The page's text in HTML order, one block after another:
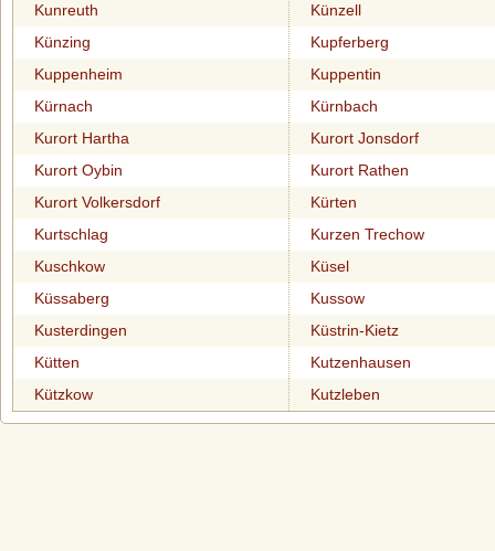
Kunreuth
Künzell
Künzing
Kupferberg
Kuppenheim
Kuppentin
Kürnach
Kürnbach
Kurort Hartha
Kurort Jonsdorf
Kurort Oybin
Kurort Rathen
Kurort Volkersdorf
Kürten
Kurtschlag
Kurzen Trechow
Kuschkow
Küsel
Küssaberg
Kussow
Kusterdingen
Küstrin-Kietz
Kütten
Kutzenhausen
Kützkow
Kutzleben